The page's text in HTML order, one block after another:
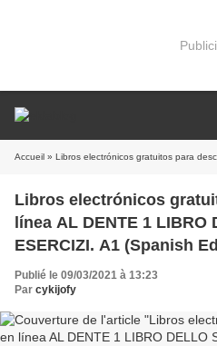
Accueil » Libros electrónicos gratuitos para descargar en línea AL
Libros electrónicos
línea AL DENTE 1 LIBRO
ESERCIZI. A1 (Spanish
Publié le 09/03/2021 à 13:23
Par cykijofy